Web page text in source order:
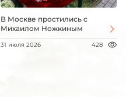
В Москве простились с
Михаилом Ножкиным
31 июля 2026 428